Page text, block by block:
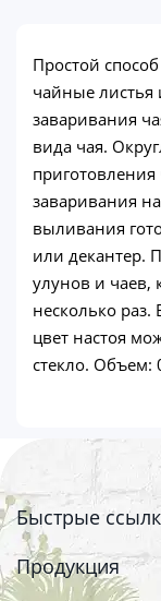
Простой
чайные листья
заваривания
вида чая.
заваривания
выливания
или декантер.
улунов и чаев,
несколько раз.
цвет настоя
стекло. Объем:
Быстрые
Продукция